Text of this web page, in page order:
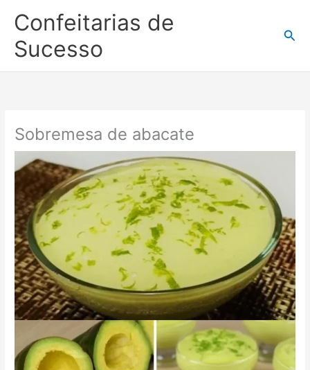
para
conteúdo
Confeitarias de
Sucesso
Sobremesa de abacate